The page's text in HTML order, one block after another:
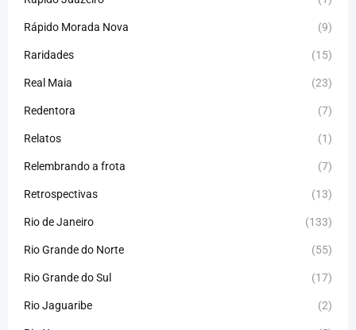
Rápido Morada Nova (9)
Raridades (15)
Real Maia (23)
Redentora (7)
Relatos (1)
Relembrando a frota (7)
Retrospectivas (13)
Rio de Janeiro (133)
Rio Grande do Norte (55)
Rio Grande do Sul (17)
Rio Jaguaribe (2)